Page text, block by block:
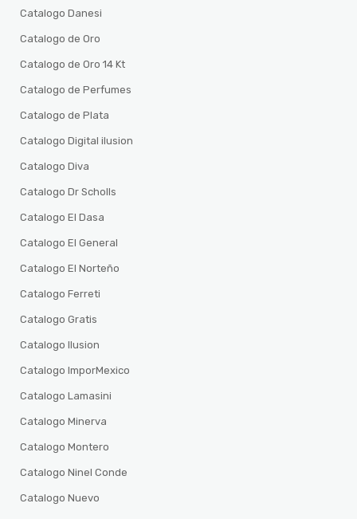
Catalogo Danesi
Catalogo de Oro
Catalogo de Oro 14 Kt
Catalogo de Perfumes
Catalogo de Plata
Catalogo Digital ilusion
Catalogo Diva
Catalogo Dr Scholls
Catalogo El Dasa
Catalogo El General
Catalogo El Norteño
Catalogo Ferreti
Catalogo Gratis
Catalogo Ilusion
Catalogo ImporMexico
Catalogo Lamasini
Catalogo Minerva
Catalogo Montero
Catalogo Ninel Conde
Catalogo Nuevo